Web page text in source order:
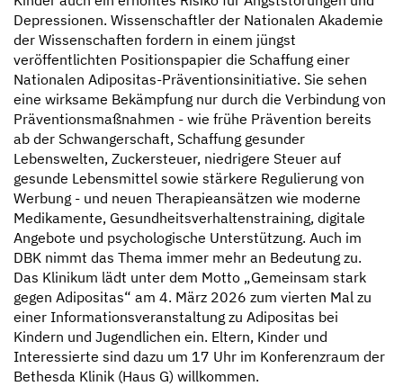
Depressionen. Wissenschaftler der Nationalen Akademie
der Wissenschaften fordern in einem jüngst
veröffentlichten Positionspapier die Schaffung einer
Nationalen Adipositas-Präventionsinitiative. Sie sehen
eine wirksame Bekämpfung nur durch die Verbindung von
Präventionsmaßnahmen - wie frühe Prävention bereits
ab der Schwangerschaft, Schaffung gesunder
Lebenswelten, Zuckersteuer, niedrigere Steuer auf
gesunde Lebensmittel sowie stärkere Regulierung von
Werbung - und neuen Therapieansätzen wie moderne
Medikamente, Gesundheitsverhaltenstraining, digitale
Angebote und psychologische Unterstützung. Auch im
DBK nimmt das Thema immer mehr an Bedeutung zu.
Das Klinikum lädt unter dem Motto „Gemeinsam stark
gegen Adipositas“ am 4. März 2026 zum vierten Mal zu
einer Informationsveranstaltung zu Adipositas bei
Kindern und Jugendlichen ein. Eltern, Kinder und
Interessierte sind dazu um 17 Uhr im Konferenzraum der
Bethesda Klinik (Haus G) willkommen.